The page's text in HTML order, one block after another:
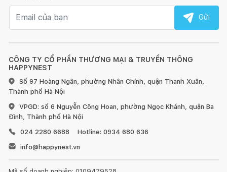
chậu rửa treo tường Fansipan(CD58),sen tắm nóng lạnh
VG541.1 vàvòi chậu nóng lạnh 141.1
. Bộ sản phẩm là sự tương
đồng, hài hòa cả về đường nét thiết kế lẫn công năng sử
CÔNG TY CỔ PHẦN THƯƠNG MẠI & TRUYỀN THÔNG
HAPPYNEST
Số 97 Hoàng Ngân, phường Nhân Chính, quận Thanh Xuân,
Thành phố Hà Nội
VPGD: số 6 Nguyễn Công Hoan, phường Ngọc Khánh, quận Ba
Đình, Thành phố Hà Nội
024 2280 6688
Hotline: 0934 680 636
info@happynest.vn
Gửi